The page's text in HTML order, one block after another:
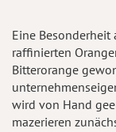
Eine
raffinierten
Bitterorange
wird von Hand
mazerieren